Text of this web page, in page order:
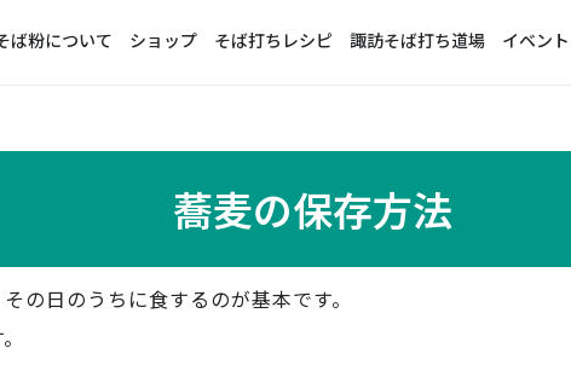
ば粉について ショップ そば打ちレシピ 諏訪そば打ち道場 イベント
蕎麦の保存方法
の日のうちに食するのが基本です。